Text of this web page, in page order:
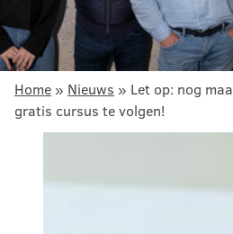
Home » Nieuws » Let op: nog
gratis cursus te volgen!